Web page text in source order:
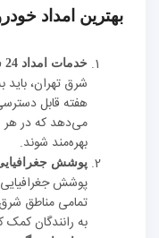
بهترین امداد
خدمات امداد 24 ساعته
هفته قابل
می‌دهد که در هر
بهره‌مند شوند.
پوشش
پوشش جغرافیایی
تمامی مناطق
به رانندگان کمک